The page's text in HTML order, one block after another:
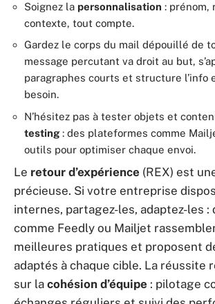
Soignez la personnalisation : prénom,
contexte, tout compte.
Gardez le corps du mail dépouillé de
message percutant va droit au but,
paragraphes courts et structure l’info
besoin.
N’hésitez pas à tester objets et
testing : des plateformes comme
outils pour optimiser chaque envoi.
Le retour d’expérience (REX) est
précieuse. Si votre entreprise
internes, partagez-les, adaptez-les :
comme Feedly ou Mailjet
meilleures pratiques et proposent
adaptés à chaque cible. La réussite
sur la cohésion d’équipe : pilotage